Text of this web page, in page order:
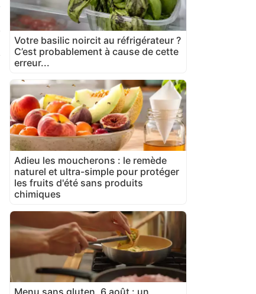
Votre basilic noircit au réfrigérateur ?
C’est probablement à cause de cette
erreur...
Adieu les moucherons : le remède
naturel et ultra-simple pour protéger
les fruits d'été sans produits
chimiques
Menu sans gluten, 6 août : un